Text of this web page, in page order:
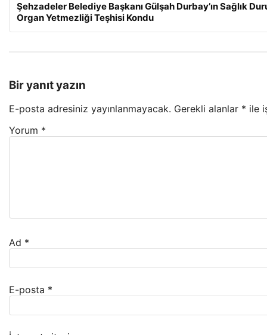
Şehzadeler Belediye Başkanı Gülşah Durbay’ın Sağlık
Organ Yetmezliği Teşhisi Kondu
Bir yanıt yazın
E-posta adresiniz yayınlanmayacak. Gerekli alanlar * ile
Yorum *
Ad *
E-posta *